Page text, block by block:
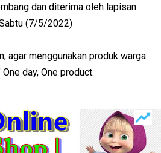
dan diterima oleh lapisan
(7/5/2022)
agar menggunakan produk warga
day, One product.